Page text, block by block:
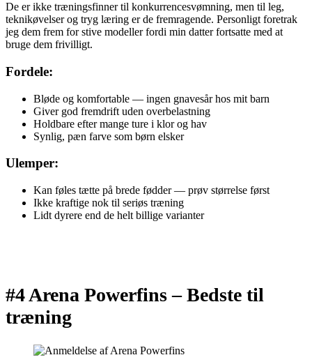
De er ikke træningsfinner til konkurrencesvømning, men til leg,
teknikøvelser og tryg læring er de fremragende. Personligt foretrak
jeg dem frem for stive modeller fordi min datter fortsatte med at
bruge dem frivilligt.
Fordele:
Bløde og komfortable — ingen gnavesår hos mit barn
Giver god fremdrift uden overbelastning
Holdbare efter mange ture i klor og hav
Synlig, pæn farve som børn elsker
Ulemper:
Kan føles tætte på brede fødder — prøv størrelse først
Ikke kraftige nok til seriøs træning
Lidt dyrere end de helt billige varianter
#4 Arena Powerfins –Bedste til
træning